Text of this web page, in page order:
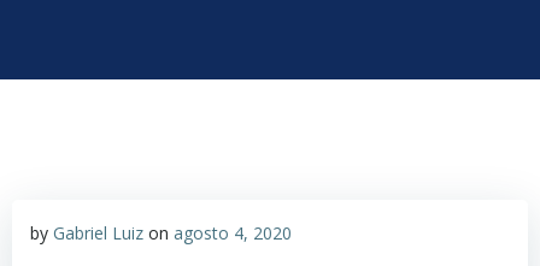
by Gabriel Luiz on agosto 4, 2020